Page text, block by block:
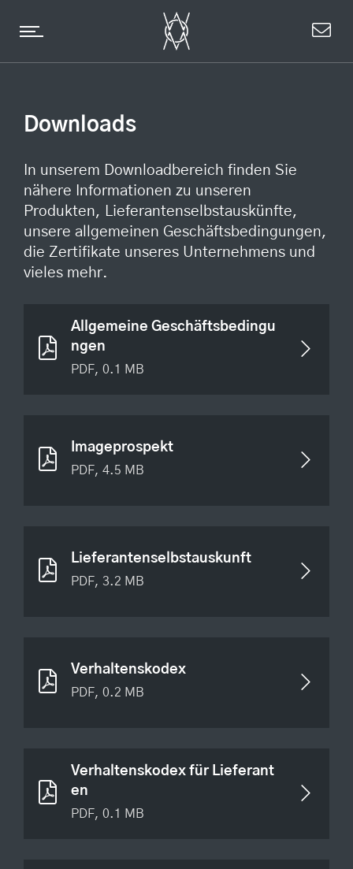
Downloads
In unserem Downloadbereich finden Sie
nähere Informationen zu unseren
Produkten, Lieferantenselbstauskünfte,
unsere allgemeinen Geschäftsbedingungen,
die Zertifikate unseres Unternehmens und
vieles mehr.
PDF, 0.1 MB
Allgemeine Geschäftsbedingu
ngen
PDF, 4.5 MB
Imageprospekt
PDF, 3.2 MB
Lieferantenselbstauskunft
PDF, 0.2 MB
Verhaltenskodex
PDF, 0.1 MB
Verhaltenskodex für Lieferant
en